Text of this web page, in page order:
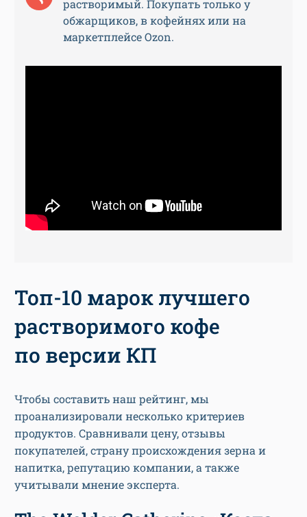
растворимый. Покупать только у
обжарщиков, в кофейнях или на
маркетплейсе Ozon.
Топ-10 марок лучшего
растворимого кофе
по версии КП
Чтобы составить наш рейтинг, мы
проанализировали несколько критериев
продуктов. Сравнивали цену, отзывы
покупателей, страну происхождения зерна и
напитка, репутацию компании, а также
учитывали мнение эксперта.